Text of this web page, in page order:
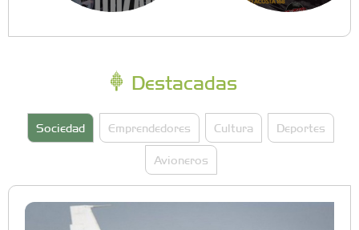
Destacadas
Sociedad Emprendedores Cultura Deportes
Avioneros